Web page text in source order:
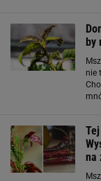
by
nie
na